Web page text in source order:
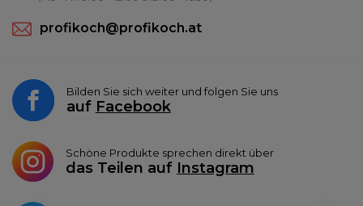
profikoch@profikoch.at
Bilden Sie sich weiter und folgen Sie uns
auf Facebook
Schöne Produkte sprechen direkt über
das Teilen auf Instagram